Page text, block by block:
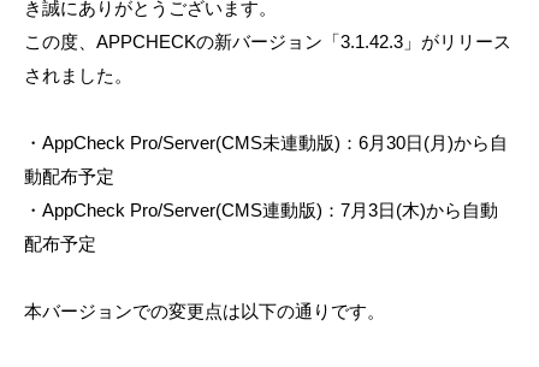
き誠にありがとうございます。
この度、APPCHECKの新バージョン「3.1.42.3」がリリース
されました。
・AppCheck Pro/Server(CMS未連動版)：6月30日(月)から自
動配布予定
・AppCheck Pro/Server(CMS連動版)：7月3日(木)から自動
配布予定
本バージョンでの変更点は以下の通りです。